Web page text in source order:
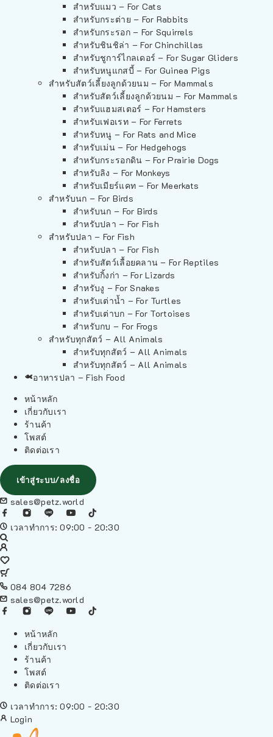
สำหรับแมว – For Cats
สำหรับกระต่าย – For Rabbits
สำหรับกระรอก – For Squirrels
สำหรับชินชิล่า – For Chinchillas
สำหรับชูการ์ไกลเดอร์ – For Sugar Gliders
สำหรับหนูแกสบี้ – For Guinea Pigs
สำหรับสัตว์เลี้ยงลูกด้วยนม – For Mammals
สำหรับสัตว์เลี้ยงลูกด้วยนม – For Mammals
สำหรับแฮมสเตอร์ – For Hamsters
สำหรับเฟอเรท – For Ferrets
สำหรับหนู – For Rats and Mice
สำหรับเม่น – For Hedgehogs
สำหรับกระรอกดิน – For Prairie Dogs
สำหรับลิง – For Monkeys
สำหรับเมียร์แคท – For Meerkats
สำหรับนก – For Birds
สำหรับนก – For Birds
สำหรับปลา – For Fish
สำหรับปลา – For Fish
สำหรับปลา – For Fish
สำหรับสัตว์เลื้อยคลาน – For Reptiles
สำหรับกิ้งก่า – For Lizards
สำหรับงู – For Snakes
สำหรับเต่าน้ำ – For Turtles
สำหรับเต่าบก – For Tortoises
สำหรับกบ – For Frogs
สำหรับทุกสัตว์ – All Animals
สำหรับทุกสัตว์ – All Animals
สำหรับทุกสัตว์ – All Animals
อาหารปลา – Fish Food
หน้าหลัก
เกี่ยวกับเรา
ร้านค้า
โพสต์
ติดต่อเรา
เข้าสู่ระบบ/ลงชื่อ
sales@petz.world
เวลาทำการ: 09:00 - 20:30
084 804 7286
sales@petz.world
หน้าหลัก
เกี่ยวกับเรา
ร้านค้า
โพสต์
ติดต่อเรา
เวลาทำการ: 09:00 - 20:30
Login